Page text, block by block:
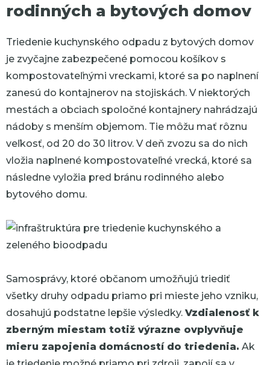
rodinných a bytových domov
Triedenie kuchynského odpadu z bytových domov
je zvyčajne zabezpečené pomocou košíkov s
kompostovateľnými vreckami, ktoré sa po naplnení
zanesú do kontajnerov na stojiskách. V niektorých
mestách a obciach spoločné kontajnery nahrádzajú
nádoby s menším objemom. Tie môžu mať rôznu
veľkosť, od 20 do 30 litrov. V deň zvozu sa do nich
vložia naplnené kompostovateľné vrecká, ktoré sa
následne vyložia pred bránu rodinného alebo
bytového domu.
Samosprávy, ktoré občanom umožňujú triediť
všetky druhy odpadu priamo pri mieste jeho vzniku,
dosahujú podstatne lepšie výsledky. Vzdialenosť k
zberným miestam totiž výrazne ovplyvňuje
mieru zapojenia domácností do triedenia. Ak